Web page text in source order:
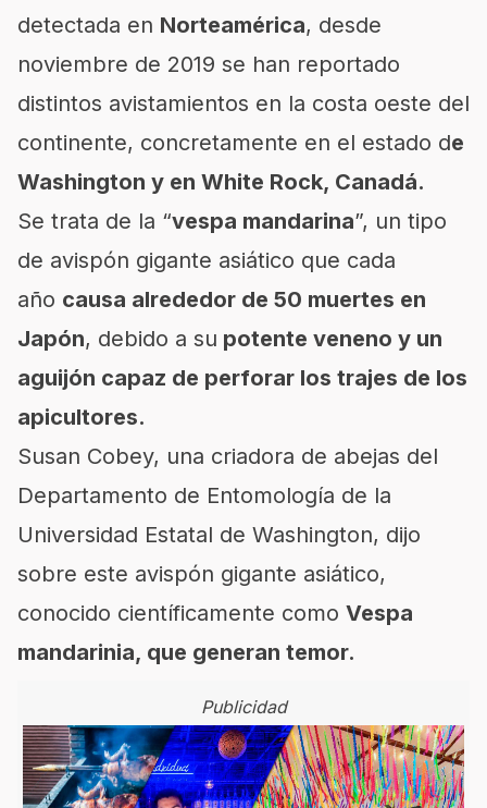
detectada en Norteamérica, desde
noviembre de 2019 se han reportado
distintos avistamientos en la costa oeste del
continente, concretamente en el estado de
Washington y en White Rock, Canadá.
Se trata de la “vespa mandarina”, un tipo
de avispón gigante asiático que cada
año causa alrededor de 50 muertes en
Japón, debido a su potente veneno y un
aguijón capaz de perforar los trajes de los
apicultores.
Susan Cobey, una criadora de abejas del
Departamento de Entomología de la
Universidad Estatal de Washington, dijo
sobre este avispón gigante asiático,
conocido científicamente como Vespa
mandarinia, que generan temor.
Publicidad